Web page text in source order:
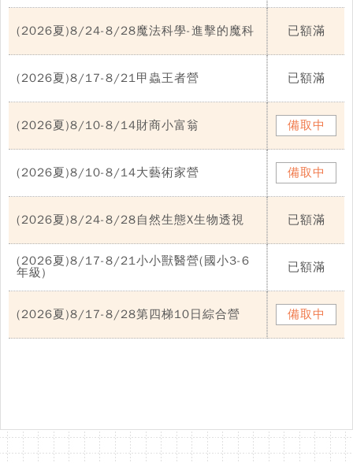
(2026夏)8/24-8/28魔法科學-進擊的魔科 已額滿
(2026夏)8/17-8/21甲蟲王者營 已額滿
(2026夏)8/10-8/14財商小富翁 備取中
(2026夏)8/10-8/14大藝術家營 備取中
(2026夏)8/24-8/28自然生態X生物透視 已額滿
(2026夏)8/17-8/21小小獸醫營(國小3-6
年級)
已額滿
(2026夏)8/17-8/28第四梯10日綜合營 備取中